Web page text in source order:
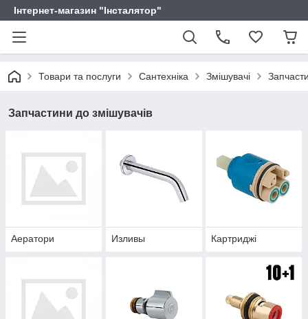
Інтернет-магазин "Інсталятор"
Товари та послуги Сантехніка Змішувачі
Запчастини до змішувачів
Аератори Изливы Картриджі